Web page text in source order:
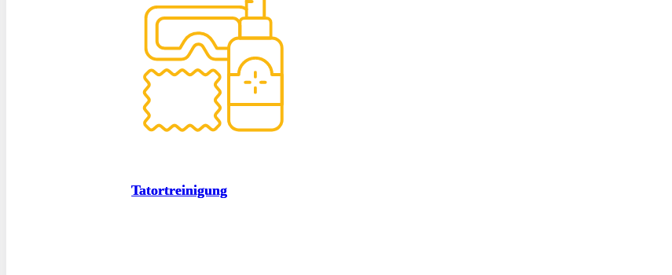
Tatortreinigung